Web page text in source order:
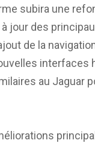
subira une
jour des
de la
interfaces
au Jaguar